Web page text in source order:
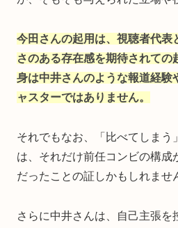
今田さんの起用は、視聴者代表
さのある存在感を期待されての
身は中井さんのような報道経験
ャスターではありません。
それでもなお、「比べてしまう
は、それだけ前任コンビの構成
だったことの証しかもしれませ
さらに中井さんは、自己主張を